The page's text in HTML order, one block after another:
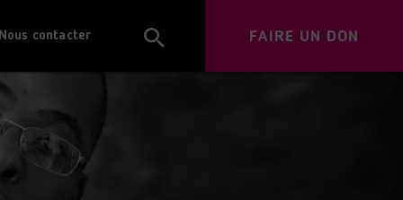
Nous contacter FAIRE UN DON